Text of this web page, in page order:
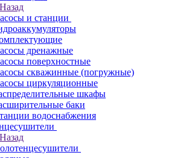
Назад
и станции
дренажные
поверхностные
скважинные (погружные)
циркуляционные
шкафы
баки
водоснабжения
Назад